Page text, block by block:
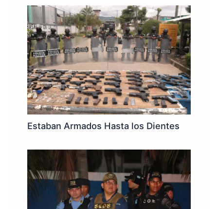
Estaban Armados Hasta los Dientes